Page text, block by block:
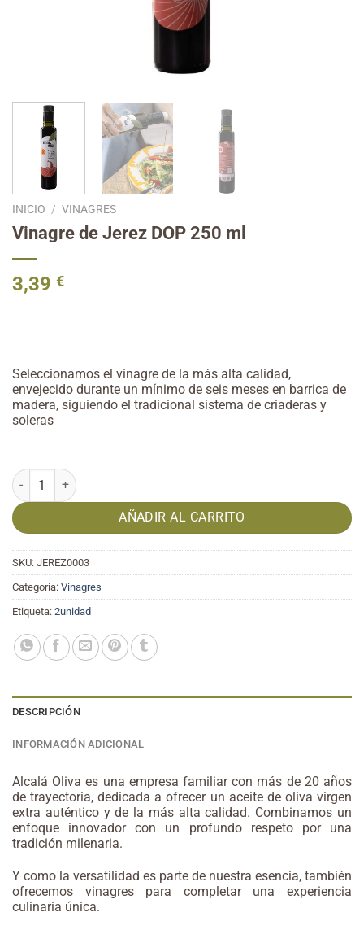
INICIO / VINAGRES
Vinagre de Jerez DOP 250 ml
3,39 €
Seleccionamos el vinagre de la más alta calidad,
envejecido durante un mínimo de seis meses en barrica de
madera, siguiendo el tradicional sistema de criaderas y
soleras
Vinagre de Jerez DOP 250 ml cantidad
AÑADIR AL CARRITO
SKU: JEREZ0003
Categoría: Vinagres
Etiqueta: 2unidad
DESCRIPCIÓN
INFORMACIÓN ADICIONAL
Alcalá Oliva es una empresa familiar con más de 20 años
de trayectoria,dedicada a ofrecer un aceite de oliva virgen
extra auténtico y de la más altacalidad. Combinamos un
enfoque innovador con un profundo respeto por una
tradición milenaria.
Y como la versatilidad es parte de nuestra esencia, también
ofrecemos vinagres para completar una experiencia
culinaria única.